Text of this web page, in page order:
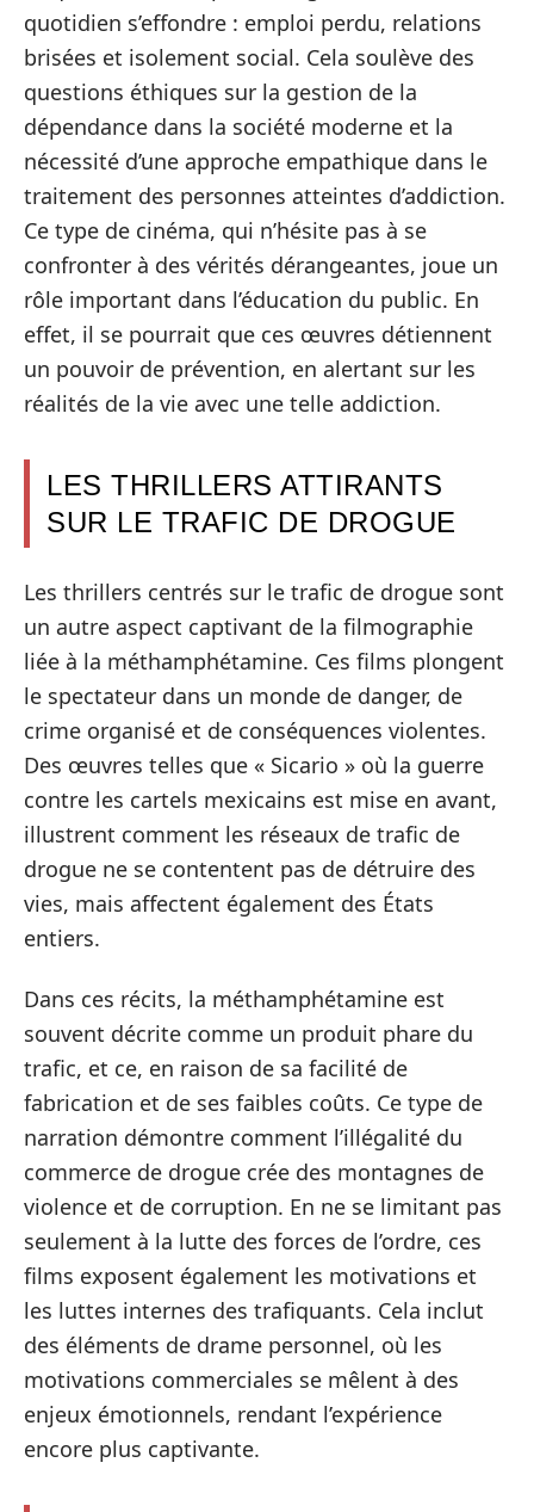
quotidien s’effondre : emploi perdu, relations
brisées et isolement social. Cela soulève des
questions éthiques sur la gestion de la
dépendance dans la société moderne et la
nécessité d’une approche empathique dans le
traitement des personnes atteintes d’addiction.
Ce type de cinéma, qui n’hésite pas à se
confronter à des vérités dérangeantes, joue un
rôle important dans l’éducation du public. En
effet, il se pourrait que ces œuvres détiennent
un pouvoir de prévention, en alertant sur les
réalités de la vie avec une telle addiction.
LES THRILLERS ATTIRANTS
SUR LE TRAFIC DE DROGUE
Les thrillers centrés sur le trafic de drogue sont
un autre aspect captivant de la filmographie
liée à la méthamphétamine. Ces films plongent
le spectateur dans un monde de danger, de
crime organisé et de conséquences violentes.
Des œuvres telles que « Sicario » où la guerre
contre les cartels mexicains est mise en avant,
illustrent comment les réseaux de trafic de
drogue ne se contentent pas de détruire des
vies, mais affectent également des États
entiers.
Dans ces récits, la méthamphétamine est
souvent décrite comme un produit phare du
trafic, et ce, en raison de sa facilité de
fabrication et de ses faibles coûts. Ce type de
narration démontre comment l’illégalité du
commerce de drogue crée des montagnes de
violence et de corruption. En ne se limitant pas
seulement à la lutte des forces de l’ordre, ces
films exposent également les motivations et
les luttes internes des trafiquants. Cela inclut
des éléments de drame personnel, où les
motivations commerciales se mêlent à des
enjeux émotionnels, rendant l’expérience
encore plus captivante.